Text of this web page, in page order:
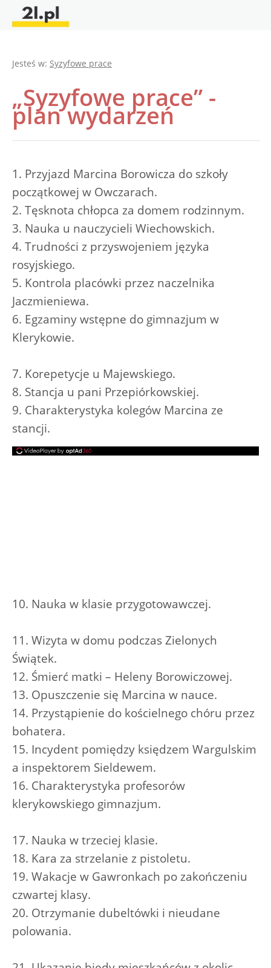
Jesteś w: Syzyfowe prace
„Syzyfowe prace” -
plan wydarzeń
1. Przyjazd Marcina Borowicza do szkoły
początkowej w Owczarach.
2. Tęsknota chłopca za domem rodzinnym.
3. Nauka u nauczycieli Wiechowskich.
4. Trudności z przyswojeniem języka
rosyjskiego.
5. Kontrola placówki przez naczelnika
Jaczmieniewa.
6. Egzaminy wstępne do gimnazjum w
Klerykowie.
7. Korepetycje u Majewskiego.
8. Stancja u pani Przepiórkowskiej.
9. Charakterystyka kolegów Marcina ze
stancji.
10. Nauka w klasie przygotowawczej.
11. Wizyta w domu podczas Zielonych
Świątek.
12. Śmierć matki – Heleny Borowiczowej.
13. Opuszczenie się Marcina w nauce.
14. Przystąpienie do kościelnego chóru przez
bohatera.
15. Incydent pomiędzy księdzem Wargulskim
a inspektorem Sieldewem.
16. Charakterystyka profesorów
klerykowskiego gimnazjum.
17. Nauka w trzeciej klasie.
18. Kara za strzelanie z pistoletu.
19. Wakacje w Gawronkach po zakończeniu
czwartej klasy.
20. Otrzymanie dubeltówki i nieudane
polowania.